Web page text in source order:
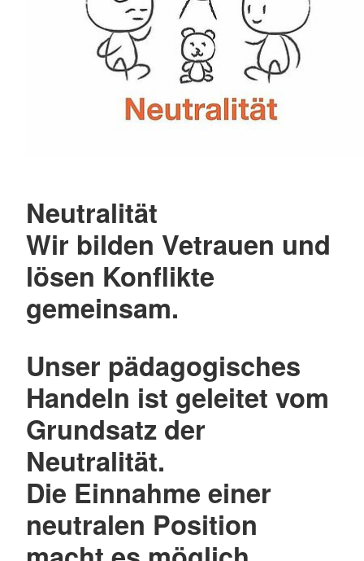
Neutralität
Wir bilden Vetrauen und
lösen Konflikte
gemeinsam.
Unser pädagogisches
Handeln ist geleitet vom
Grundsatz der
Neutralität.
Die Einnahme einer
neutralen Position